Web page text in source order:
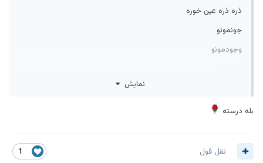
ذره ذره عین خوره
جونمونو
وجودمونو
نمایش
بله درسته
نقل قول